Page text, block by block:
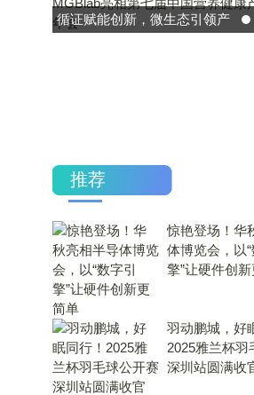
循证赋能创新，微生态引领产
推荐
惊艳登场！华
体博览会，以“
擎”让硬件创
羽动鹏城，好
2025雅兰杯羽
深圳站圆满收